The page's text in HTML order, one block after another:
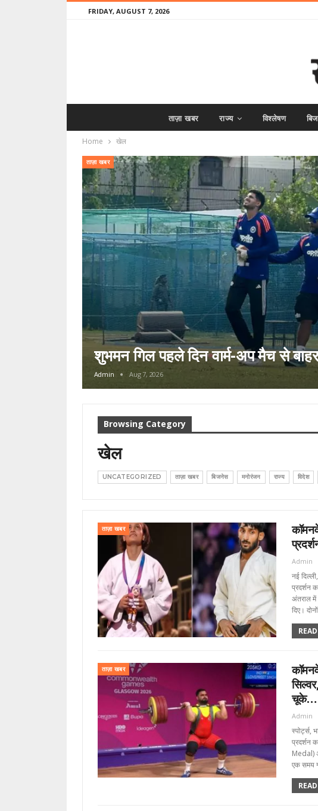
FRIDAY, AUGUST 7, 2026
ताज़ा खबर राज्य विश्लेषण
Home खेल
ताज़ा खबर
शुभमन गिल पहले दिन वार्म-अप मैच से बाहर
Admin Aug 7, 2026
Browsing Category
खेल
UNCATEGORIZED ताज़ा खबर बिजनेस मनोरंजन राज्य विदेश
ताज़ा खबर
Admin
नई
प्रदर्शन
अंतराल में
दिए।
ताज़ा खबर
चूके…
Admin
स्पोर्ट्स,
प्रदर्शन
Medal)
एक समय